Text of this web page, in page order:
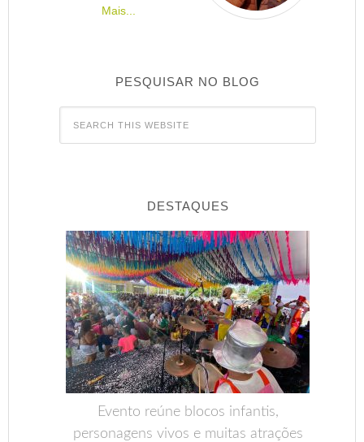
Mais...
PESQUISAR NO BLOG
DESTAQUES
Evento reúne blocos infantis,
personagens vivos e muitas atrações